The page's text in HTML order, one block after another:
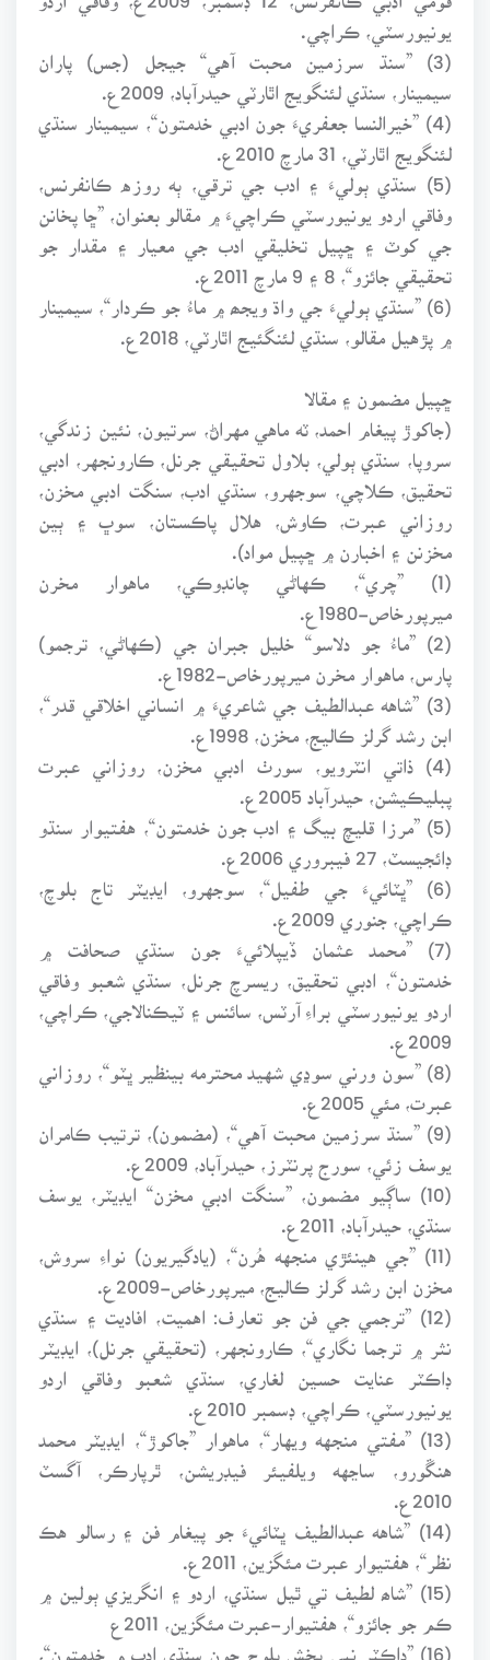
يونيورسٽي، ڪراچي.
(3) ”سنڌ سرزمين محبت آهي“ جيجل (جس) پاران
سيمينار، سنڌي لئنگويج اٿارٽي حيدرآباد، 2009ع.
(4) ”خيرالنسا جعفريءَ جون ادبي خدمتون“، سيمينار سنڌي
لئنگويج اٿارٽي، 31 مارچ 2010ع.
(5) سنڌي ٻوليءَ ۽ ادب جي ترقي، ٻه روزه ڪانفرنس،
وفاقي اردو يونيورسٽي ڪراچيءَ ۾ مقالو بعنوان، ”ڇا پخانن
جي کوٽ ۽ ڇپيل تخليقي ادب جي معيار ۽ مقدار جو
تحقيقي جائزو“، 8 ۽ 9 مارچ 2011ع.
(6) ”سنڌي ٻوليءَ جي واڌ ويجھ ۾ ماءُ جو ڪردار“، سيمينار
۾ پڙهيل مقالو، سنڌي لئنگئيج اٿارٽي، 2018ع.
ڇپيل مضمون ۽ مقالا
(جاکوڙ پيغام احمد، ٽه ماهي مهراڻ، سرتيون، نئين زندگي،
سروپا، سنڌي ٻولي، بلاول تحقيقي جرنل، ڪارونجهر، ادبي
تحقيق، ڪلاچي، سوجهرو، سنڌي ادب، سنگت ادبي مخزن،
روزاني عبرت، ڪاوش، هلال پاڪستان، سوڀ ۽ ٻين
مخزنن ۽ اخبارن ۾ ڇپيل مواد).
(1) ”چري“، ڪهاڻي چانڊوڪي، ماهوار مخرن
ميرپورخاص-1980ع.
(2) ”ماءُ جو دلاسو“ خليل جبران جي (ڪهاڻي، ترجمو)
پارس، ماهوار مخرن ميرپورخاص-1982ع.
(3) ”شاهه عبدالطيف جي شاعريءَ ۾ انساني اخلاقي قدر“،
ابن رشد گرلز ڪاليج، مخزن، 1998ع.
(4) ذاتي انٽرويو، سورٺ ادبي مخزن، روزاني عبرت
پبليڪيشن، حيدرآباد 2005ع.
(5) ”مرزا قليچ بيگ ۽ ادب جون خدمتون“، هفتيوار سنڌو
ڊائجيسٽ، 27 فيبروري 2006ع.
(6) ”ڀٽائيءَ جي طفيل“، سوجهرو، ايڊيٽر تاج بلوچ،
ڪراچي، جنوري 2009ع.
(7) ”محمد عثمان ڏيپلائيءَ جون سنڌي صحافت ۾
خدمتون“، ادبي تحقيق، ريسرچ جرنل، سنڌي شعبو وفاقي
اردو يونيورسٽي براءِ آرٽس، سائنس ۽ ٽيڪنالاجي، ڪراچي،
2009ع.
(8) ”سون ورني سوڍي شهيد محترمه بينظير ڀٽو“، روزاني
(9) ”سنڌ سرزمين محبت آهي“، (مضمون)، ترتيب ڪامران
يوسف زئي، سورج پرنٽرز، حيدرآباد، 2009ع.
(10) ساڳيو مضمون، ”سنگت ادبي مخزن“ ايڊيٽر، يوسف
سنڌي، حيدرآباد، 2011ع.
(11) ”جي هينئڙي منجهه هُرن“، (يادگيريون) نواءِ سروش،
مخزن ابن رشد گرلز ڪاليج، ميرپورخاص-2009ع.
(12) ”ترجمي جي فن جو تعارف: اهميت، افاديت ۽ سنڌي
نثر ۾ ترجما نگاري“، ڪارونجهر، (تحقيقي جرنل)، ايڊيٽر
ڊاڪٽر عنايت حسين لغاري، سنڌي شعبو وفاقي اردو
يونيورسٽي، ڪراچي، ڊسمبر 2010ع.
(13) ”مفتي منجهه ويهار“، ماهوار ”جاکوڙ“، ايڊيٽر محمد
هنڱورو، ساڃهه ويلفيئر فيڊريشن، ٿرپارڪر، آگسٽ
2010ع.
(14) ”شاهه عبدالطيف ڀٽائيءَ جو پيغام فن ۽ رسالو هڪ
نظر“، هفتيوار عبرت مئگزين، 2011ع.
(15) ”شاھ لطيف تي ٿيل سنڌي، اردو ۽ انگريزي ٻولين ۾
ڪم جو جائزو“، هفتيوار-عبرت مئگزين، 2011ع
(16) ”ڊاڪٽر نبي بخش بلوچ جون سنڌي ادب ۾ خدمتون“،